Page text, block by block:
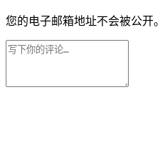
您的电子邮箱地址不会被公开。